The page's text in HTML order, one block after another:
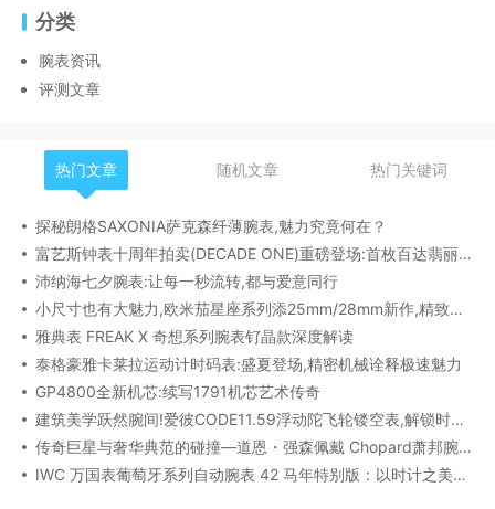
分类
腕表资讯
评测文章
热门文章 随机文章 热门关键词
探秘朗格SAXONIA萨克森纤薄腕表,魅力究竟何在？
富艺斯钟表十周年拍卖(DECADE ONE)重磅登场:首枚百达翡丽1518精钢腕表领衔呈献
沛纳海七夕腕表:让每一秒流转,都与爱意同行
小尺寸也有大魅力,欧米茄星座系列添25mm/28mm新作,精致感拉满
雅典表 FREAK X 奇想系列腕表钌晶款深度解读​
泰格豪雅卡莱拉运动计时码表:盛夏登场,精密机械诠释极速魅力
GP4800全新机芯:续写1791机芯艺术传奇
建筑美学跃然腕间!爱彼CODE11.59浮动陀飞轮镂空表,解锁时间律动新形态
传奇巨星与奢华典范的碰撞—道恩・强森佩戴 Chopard萧邦腕表珠宝亮相威尼斯电影节
IWC 万国表葡萄牙系列自动腕表 42 马年特别版：以时计之美，致敬农历新年​